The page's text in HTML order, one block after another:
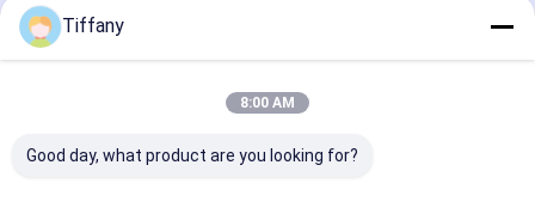
Produits Recommandés
Tiffany
8:00 AM
Good day, what product are you looking for?